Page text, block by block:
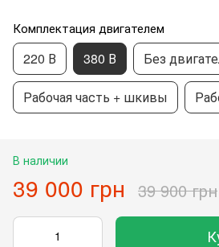
Комплектация двигателем
220 В 380 В Без
Рабочая часть + шкивы
В наличии
39 000 грн 39 900 грн